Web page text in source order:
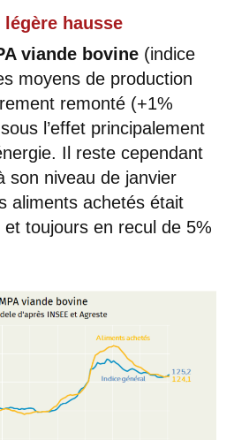
légère hausse
viande bovine (indice
moyens de production
remonté (+1%
l’effet principalement
Il reste cependant
son niveau de janvier
aliments achetés était
toujours en recul de 5%